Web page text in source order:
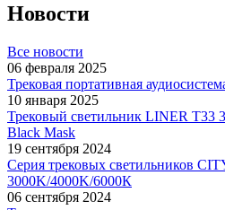
Новости
Все новости
06 февраля 2025
Трековая портативная
10 января 2025
Трековый светильник LINER T33
Black Mask
19 сентября 2024
Серия трековых светильников
3000K/4000K/6000К
06 сентября 2024